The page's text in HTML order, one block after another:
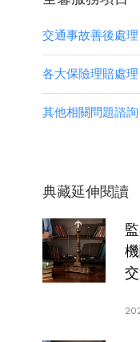
交通事故善後處理
各大保險理賠處理
其他相關問題諮詢
典藏延伸閱讀